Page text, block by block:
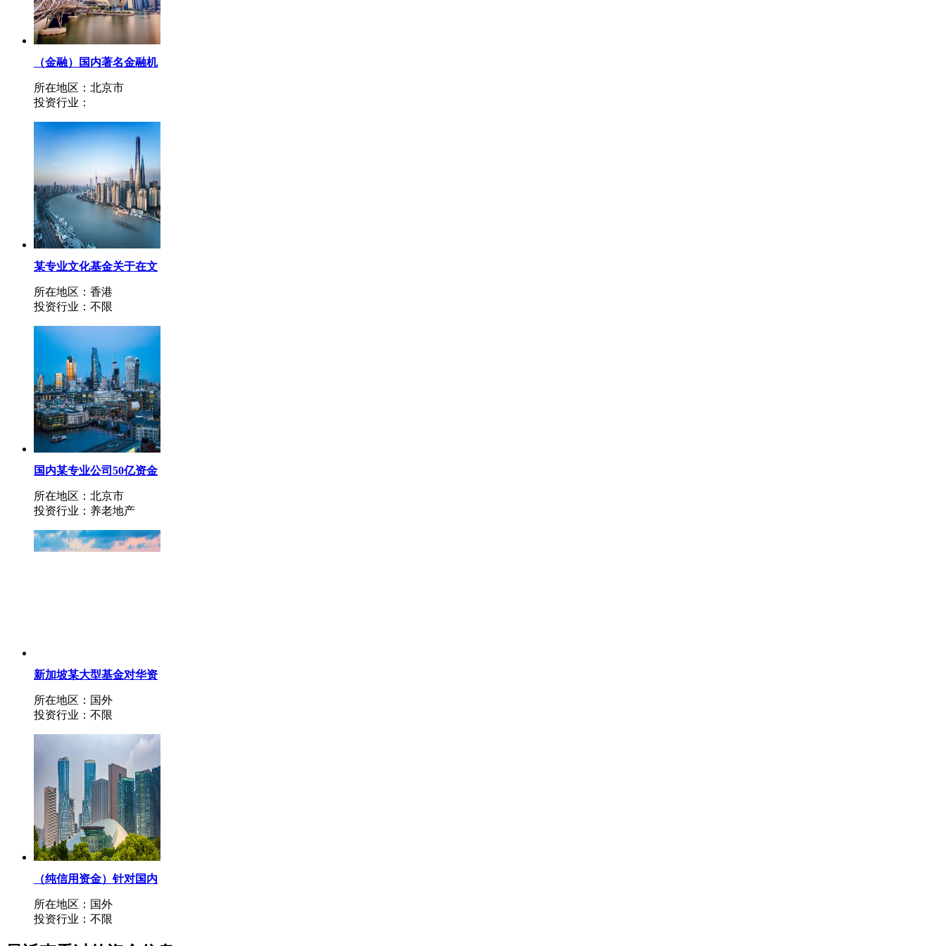
（金融）国内著名金融机
机遇投资要求（针对住宅
项目）
所在地区：北京市
投资行业：
某专业文化基金关于在文
求及说明
所在地区：香港
投资行业：不限
国内某专业公司50亿资金
目及选择合作方操盘海南
健康产业项目
所在地区：北京市
投资行业：养老地产
新加坡某大型基金对华资
（抵押贷款）（不是磐石
基金）
所在地区：国外
投资行业：不限
（纯信用资金）针对国内
5000万以上）1000
万-3000万融资
所在地区：国外
投资行业：不限